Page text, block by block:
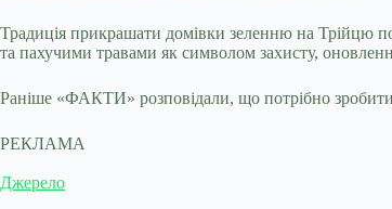
Традиція прикрашати домівки зеленню на Трійцю
та пахучими травами як символом захисту,
Раніше «ФАКТИ» розповідали, що потрібно
РЕКЛАМА
Джерело